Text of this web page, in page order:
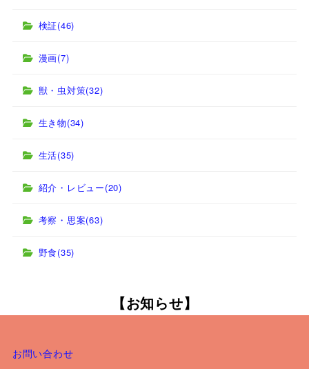
検証(46)
漫画(7)
獣・虫対策(32)
生き物(34)
生活(35)
紹介・レビュー(20)
考察・思案(63)
野食(35)
【お知らせ】
お問い合わせ